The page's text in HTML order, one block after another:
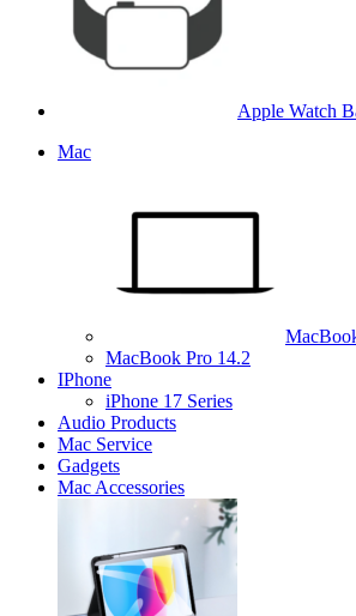
Apple Watch
Mac
MacBook Pro 14.2
IPhone
iPhone 17 Series
Audio Products
Mac Service
Gadgets
Mac Accessories